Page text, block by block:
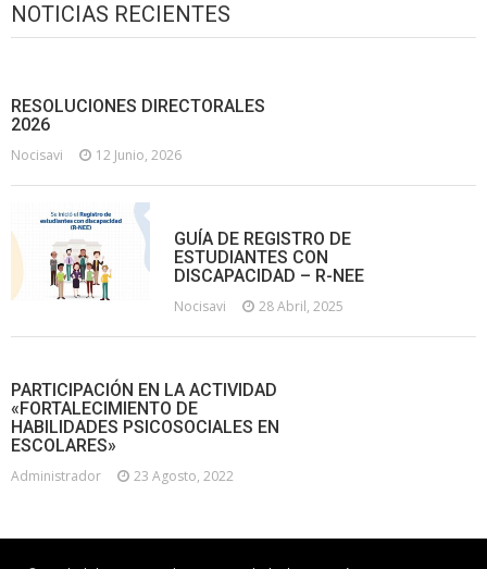
NOTICIAS RECIENTES
RESOLUCIONES DIRECTORALES
2026
Nocisavi 12 Junio, 2026
GUÍA DE REGISTRO DE
ESTUDIANTES CON
DISCAPACIDAD – R-NEE
Nocisavi 28 Abril, 2025
PARTICIPACIÓN EN LA ACTIVIDAD
«FORTALECIMIENTO DE
HABILIDADES PSICOSOCIALES EN
ESCOLARES»
Administrador 23 Agosto, 2022